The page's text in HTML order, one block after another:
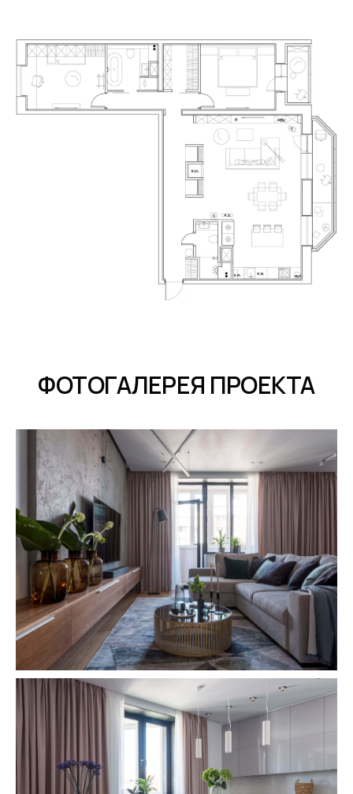
ФОТОГАЛЕРЕЯ ПРОЕКТА